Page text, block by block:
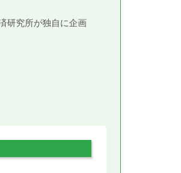
研究所が独自に企画